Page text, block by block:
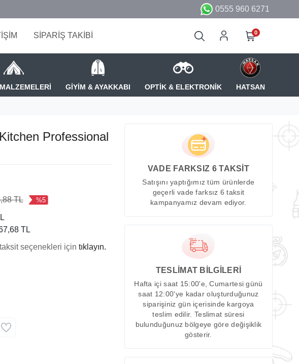
0555 960 6271
SİPARİŞ TAKİBİ 0
GİYİM & AYAKKABI OPTİK & ELEKTRONİK HATSAN
Professional
TL %5
TL
seçenekleri için tıklayın.
VADE FARKSIZ 6 TAKSİT
Satışını yaptığımız tüm ürünlerde
geçerli vade farksız 6 taksit
kampanyamız devam ediyor.
TESLİMAT BİLGİLERİ
Hafta içi saat 15:00'e, Cumartesi günü
saat 12:00'ye kadar oluşturduğunuz
siparişiniz gün içerisinde kargoya
teslim edilir. Teslimat süresi
bulunduğunuz bölgeye göre değişiklik
gösterir.